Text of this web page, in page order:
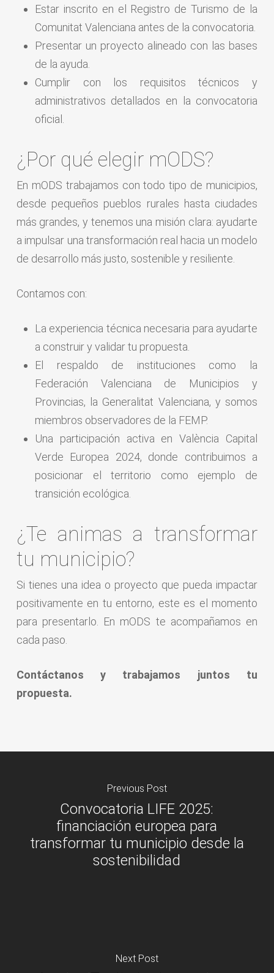
Estar inscrito en el Registro de Turismo de la
Comunitat Valenciana antes de la convocatoria.
Presentar un proyecto alineado con las bases
de la ayuda.
Cumplir con los requisitos técnicos y
administrativos detallados en la convocatoria
oficial.
¿Por qué elegir mODS?
En mODS trabajamos con todo tipo de municipios,
desde pequeños pueblos rurales hasta ciudades
más grandes, y tenemos una misión clara: ayudarte
a impulsar una transformación real hacia un modelo
de desarrollo más justo, sostenible y resiliente.
Contamos con:
La experiencia técnica necesaria para ayudarte
a construir y validar tu propuesta.
El respaldo de instituciones como la
Federación Valenciana de Municipios y
Provincias, la Generalitat Valenciana, y somos
miembros observadores de la FEMP.
Una participación activa en València Capital
Verde Europea 2024, donde contribuimos a
posicionar el territorio como ejemplo de
transición ecológica.
¿Te animas a transformar
tu municipio?
Si tienes una idea o proyecto que pueda impactar
positivamente en tu entorno, este es el momento
para presentarlo. En mODS te acompañamos en
cada paso.
Contáctanos y trabajamos juntos tu
propuesta.
Previous Post
Convocatoria LIFE 2025:
financiación europea para
transformar tu municipio desde la
sostenibilidad
Next Post